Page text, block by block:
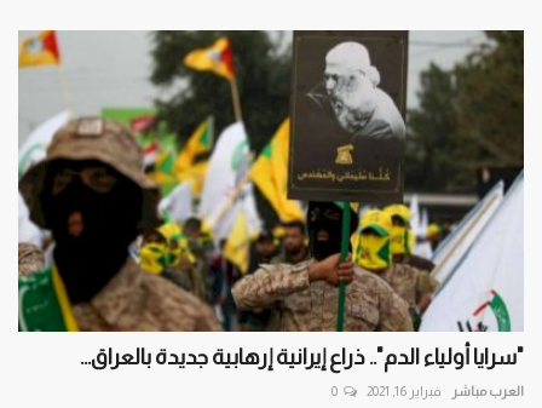
"سرايا أولياء الدم".. ذراع إيرانية إرهابية جديدة بالعراق...
العرب مباشر فبراير 16, 2021 0